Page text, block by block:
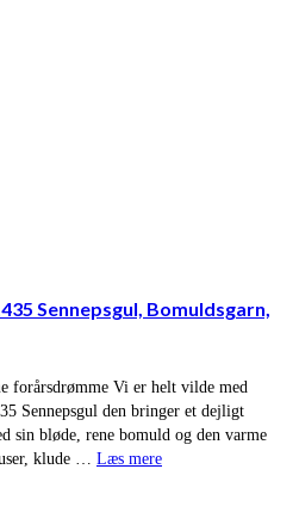
Sennepsgul, Bomuldsgarn,
forårsdrømme Vi er helt vilde med
Sennepsgul den bringer et dejligt
sin bløde, rene bomuld og den varme
klude … Læs mere